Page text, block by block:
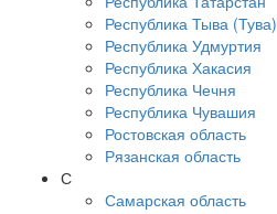
Республика Тыва (Тува)
Республика Удмуртия
Республика Хакасия
Республика Чечня
Республика Чувашия
Ростовская область
Рязанская область
С
Самарская область